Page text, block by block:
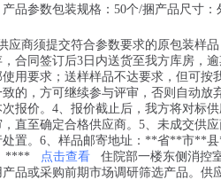
品参数包装规格：50个/捆产品尺寸
应商须提交符合参数要求的原包装样
合同签订后3日内送货至我方库房，
用要求；送样样品不达要求，但可按
的，方可继续参与评审，否则自动放
报价。4、报价截止后，我方将对标
直至确定合格供应商。5、未成交供
处置。6、样品邮寄地址：**省**市**
****
点击查看
住院部一楼东侧消控
品或采购前期市场调研筛选产品。供